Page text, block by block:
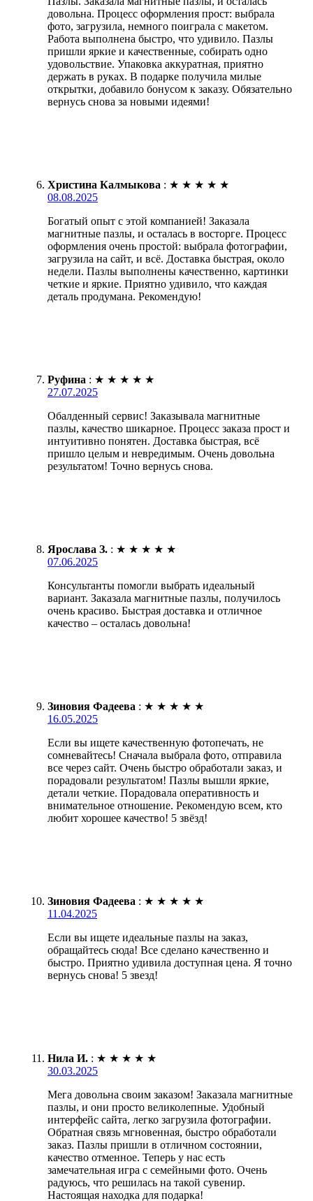
довольна. Процесс оформления прост: выбрала
фото, загрузила, немного поиграла с макетом.
Работа выполнена быстро, что удивило. Пазлы
пришли яркие и качественные, собирать одно
удовольствие. Упаковка аккуратная, приятно
держать в руках. В подарке получила милые
открытки, добавило бонусом к заказу. Обязательно
вернусь снова за новыми идеями!
Христина Калмыкова : ★ ★ ★ ★ ★
08.08.2025
Богатый опыт с этой компанией! Заказала
магнитные пазлы, и осталась в восторге. Процесс
оформления очень простой: выбрала фотографии,
загрузила на сайт, и всё. Доставка быстрая, около
недели. Пазлы выполнены качественно, картинки
четкие и яркие. Приятно удивило, что каждая
деталь продумана. Рекомендую!
Руфина : ★ ★ ★ ★ ★
27.07.2025
Обалденный сервис! Заказывала магнитные
пазлы, качество шикарное. Процесс заказа прост и
интуитивно понятен. Доставка быстрая, всё
пришло целым и невредимым. Очень довольна
результатом! Точно вернусь снова.
Ярослава З. : ★ ★ ★ ★ ★
07.06.2025
Консультанты помогли выбрать идеальный
вариант. Заказала магнитные пазлы, получилось
очень красиво. Быстрая доставка и отличное
качество – осталась довольна!
Зиновия Фадеева : ★ ★ ★ ★ ★
16.05.2025
Если вы ищете качественную фотопечать, не
сомневайтесь! Сначала выбрала фото, отправила
все через сайт. Очень быстро обработали заказ, и
порадовали результатом! Пазлы вышли яркие,
детали четкие. Порадовала оперативность и
внимательное отношение. Рекомендую всем, кто
любит хорошее качество! 5 звёзд!
Зиновия Фадеева : ★ ★ ★ ★ ★
11.04.2025
Если вы ищете идеальные пазлы на заказ,
обращайтесь сюда! Все сделано качественно и
быстро. Приятно удивила доступная цена. Я точно
вернусь снова! 5 звезд!
Нила И. : ★ ★ ★ ★ ★
30.03.2025
Мега довольна своим заказом! Заказала магнитные
пазлы, и они просто великолепные. Удобный
интерфейс сайта, легко загрузила фотографии.
Обратная связь мгновенная, быстро обработали
заказ. Пазлы пришли в отличном состоянии,
качество отменное. Теперь у нас есть
замечательная игра с семейными фото. Очень
радуюсь, что решилась на такой сувенир.
Настоящая находка для подарка!